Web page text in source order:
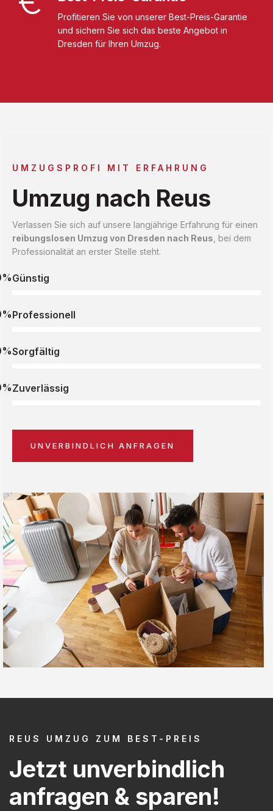
Profitieren Sie von unserer Best-Preis-Garantie
und sichern Sie sich das beste Angebot in
Dresden für Ihren Umzug.
UMZUGSPROFI MIT ERFAHRUNG
Umzug nach Reus
Verlassen Sie sich auf unsere langjährige Erfahrung für einen
reibungslosen Umzug von Dresden nach Reus , bei dem
Professionalität an erster Stelle steht.
Günstig
Professionell
Sorgfältig
Zuverlässig
UNVERBINDLICH ANFRAGEN
REUS UMZUG ZUM BEST-PREIS
Jetzt unverbindlich
anfragen & sparen!